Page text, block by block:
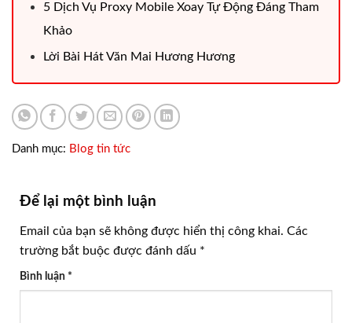
5 Dịch Vụ Proxy Mobile Xoay Tự Động Đáng Tham
Khảo
Lời Bài Hát Văn Mai Hương Hương
Danh mục: Blog tin tức
Để lại một bình luận
Email của bạn sẽ không được hiển thị công khai. Các
trường bắt buộc được đánh dấu *
Bình luận *